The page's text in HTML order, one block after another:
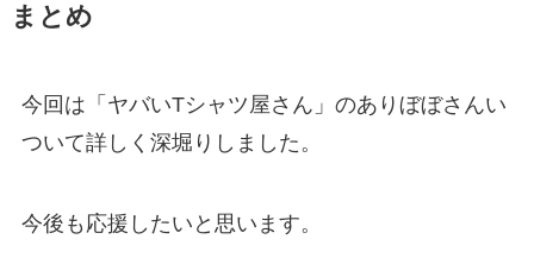
まとめ
今回は「ヤバいTシャツ屋さん」のありぼぼさんい
ついて詳しく深堀りしました。
今後も応援したいと思います。